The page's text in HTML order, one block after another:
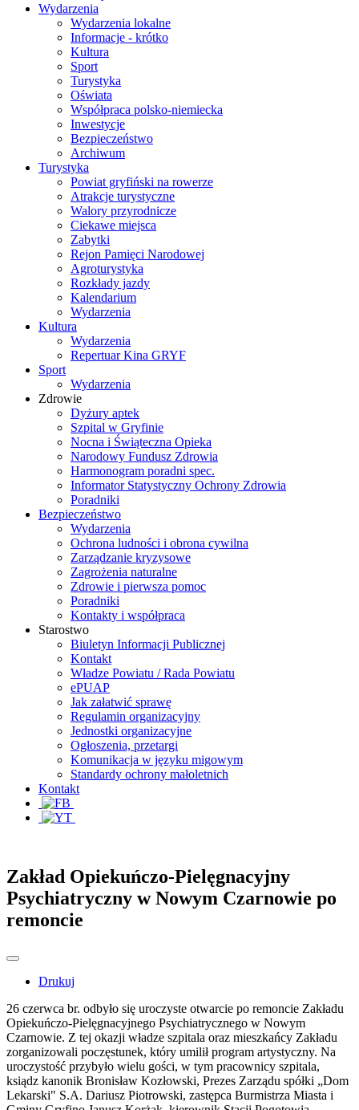
Wydarzenia
Wydarzenia lokalne
Informacje - krótko
Kultura
Sport
Turystyka
Oświata
Współpraca polsko-niemiecka
Inwestycje
Bezpieczeństwo
Archiwum
Turystyka
Powiat gryfiński na rowerze
Atrakcje turystyczne
Walory przyrodnicze
Ciekawe miejsca
Zabytki
Rejon Pamięci Narodowej
Agroturystyka
Rozkłady jazdy
Kalendarium
Wydarzenia
Kultura
Wydarzenia
Repertuar Kina GRYF
Sport
Wydarzenia
Zdrowie
Dyżury aptek
Szpital w Gryfinie
Nocna i Świąteczna Opieka
Narodowy Fundusz Zdrowia
Harmonogram poradni spec.
Informator Statystyczny Ochrony Zdrowia
Poradniki
Bezpieczeństwo
Wydarzenia
Ochrona ludności i obrona cywilna
Zarządzanie kryzysowe
Zagrożenia naturalne
Zdrowie i pierwsza pomoc
Poradniki
Kontakty i współpraca
Starostwo
Biuletyn Informacji Publicznej
Kontakt
Władze Powiatu / Rada Powiatu
ePUAP
Jak załatwić sprawę
Regulamin organizacyjny
Jednostki organizacyjne
Ogłoszenia, przetargi
Komunikacja w języku migowym
Standardy ochrony małoletnich
Kontakt
Zakład Opiekuńczo-Pielęgnacyjny
Psychiatryczny w Nowym Czarnowie po
remoncie
Drukuj
26 czerwca br. odbyło się uroczyste otwarcie po remoncie Zakładu
Opiekuńczo-Pielęgnacyjnego Psychiatrycznego w Nowym
Czarnowie. Z tej okazji władze szpitala oraz mieszkańcy Zakładu
zorganizowali poczęstunek, który umilił program artystyczny. Na
uroczystość przybyło wielu gości, w tym pracownicy szpitala,
ksiądz kanonik Bronisław Kozłowski, Prezes Zarządu spółki „Dom
Lekarski" S.A. Dariusz Piotrowski, zastępca Burmistrza Miasta i